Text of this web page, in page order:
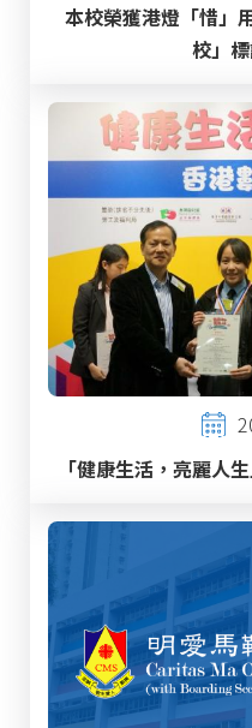
本校榮獲港燈「惜」
校」
「健康生活，亮麗人